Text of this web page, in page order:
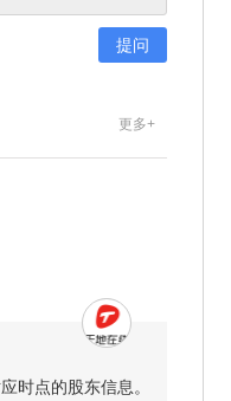
更多+
时点的股东信息。